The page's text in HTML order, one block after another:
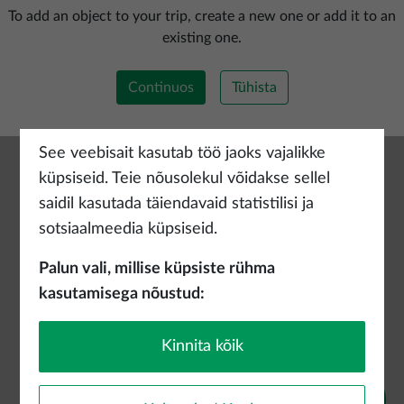
Lisada uus marsruut
To add an object to your trip, create a new one or add it to an
existing one.
Continuos Tühista
See veebisait kasutab töö jaoks vajalikke
küpsiseid. Teie nõusolekul võidakse sellel
saidil kasutada täiendavaid statistilisi ja
sotsiaalmeedia küpsiseid.
Palun vali, millise küpsiste rühma
kasutamisega nõustud:
Kinnita kõik